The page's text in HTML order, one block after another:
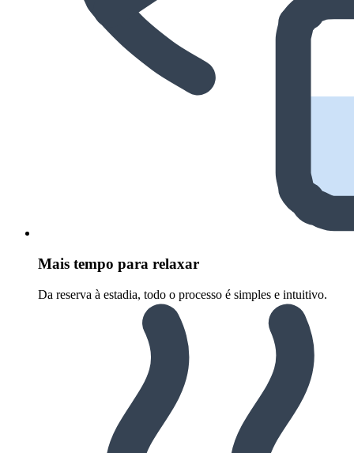
Mais tempo para relaxar
Da reserva à estadia, todo o processo é simples e intuitivo.